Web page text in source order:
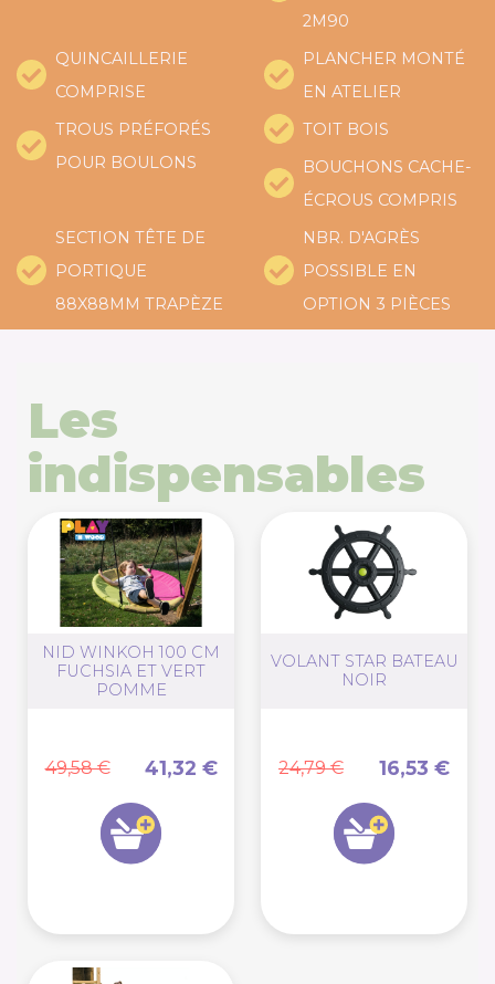
2M90
QUINCAILLERIE
COMPRISE
PLANCHER MONTÉ
EN ATELIER
TROUS PRÉFORÉS
POUR BOULONS
TOIT BOIS
BOUCHONS CACHE-
ÉCROUS COMPRIS
SECTION TÊTE DE
PORTIQUE
88X88MM TRAPÈZE
NBR. D'AGRÈS
POSSIBLE EN
OPTION 3 PIÈCES
Les
indispensables
NID WINKOH 100 CM
FUCHSIA ET VERT
POMME
49,58 € 41,32 €
VOLANT STAR BATEAU
NOIR
24,79 € 16,53 €